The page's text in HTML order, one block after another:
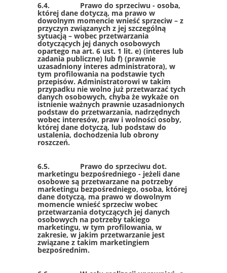
6.4. Prawo do sprzeciwu - osoba,
której dane dotyczą, ma prawo w
dowolnym momencie wnieść sprzeciw – z
przyczyn związanych z jej szczególną
sytuacją – wobec przetwarzania
dotyczących jej danych osobowych
opartego na art. 6 ust. 1 lit. e) (interes lub
zadania publiczne) lub f) (prawnie
uzasadniony interes administratora), w
tym profilowania na podstawie tych
przepisów. Administratorowi w takim
przypadku nie wolno już przetwarzać tych
danych osobowych, chyba że wykaże on
istnienie ważnych prawnie uzasadnionych
podstaw do przetwarzania, nadrzędnych
wobec interesów, praw i wolności osoby,
której dane dotyczą, lub podstaw do
ustalenia, dochodzenia lub obrony
roszczeń.
6.5. Prawo do sprzeciwu dot.
marketingu bezpośredniego - jeżeli dane
osobowe są przetwarzane na potrzeby
marketingu bezpośredniego, osoba, której
dane dotyczą, ma prawo w dowolnym
momencie wnieść sprzeciw wobec
przetwarzania dotyczących jej danych
osobowych na potrzeby takiego
marketingu, w tym profilowania, w
zakresie, w jakim przetwarzanie jest
związane z takim marketingiem
bezpośrednim.